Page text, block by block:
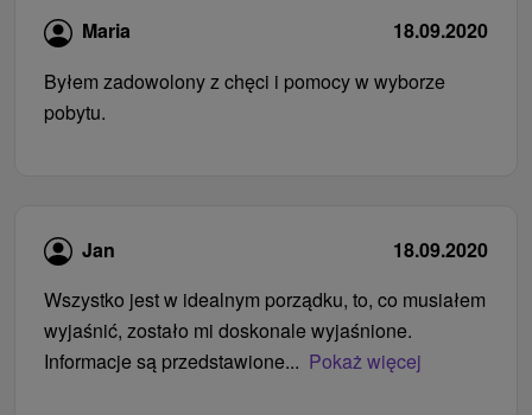
Maria
18.09.2020
Byłem zadowolony z chęci i pomocy w wyborze
pobytu.
Jan
18.09.2020
Wszystko jest w idealnym porządku, to, co musiałem
wyjaśnić, zostało mi doskonale wyjaśnione.
Informacje są przedstawione... Pokaż więcej